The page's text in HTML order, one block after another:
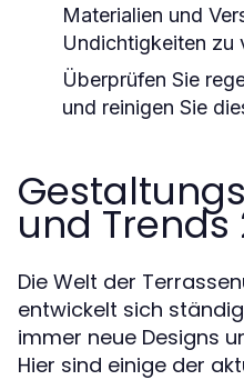
Materialien und
Undichtigkeiten zu
Überprüfen Sie
und reinigen Sie
und Trends
Die Welt der
entwickelt sich
immer neue Designs
Hier sind einige der